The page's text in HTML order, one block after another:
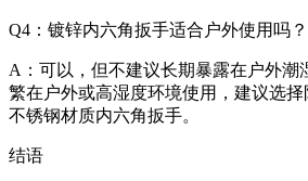
Q4：镀锌内六角扳手适合户外使用吗？
A：可以，但不建议长期暴露在户外潮
繁在户外或高湿度环境使用，建议选
不锈钢材质内六角扳手。
结语